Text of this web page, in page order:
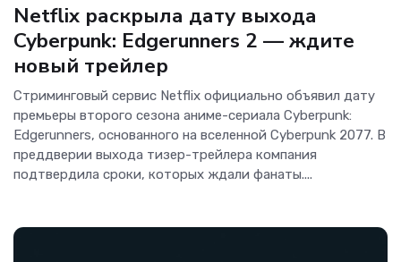
Netflix раскрыла дату выхода
Cyberpunk: Edgerunners 2 — ждите
новый трейлер
Стриминговый сервис Netflix официально объявил дату
премьеры второго сезона аниме-сериала Cyberpunk:
Edgerunners, основанного на вселенной Cyberpunk 2077. В
преддверии выхода тизер-трейлера компания
подтвердила сроки, которых ждали фанаты....